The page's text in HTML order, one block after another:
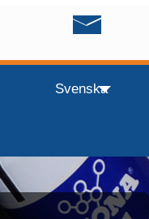
Svenska